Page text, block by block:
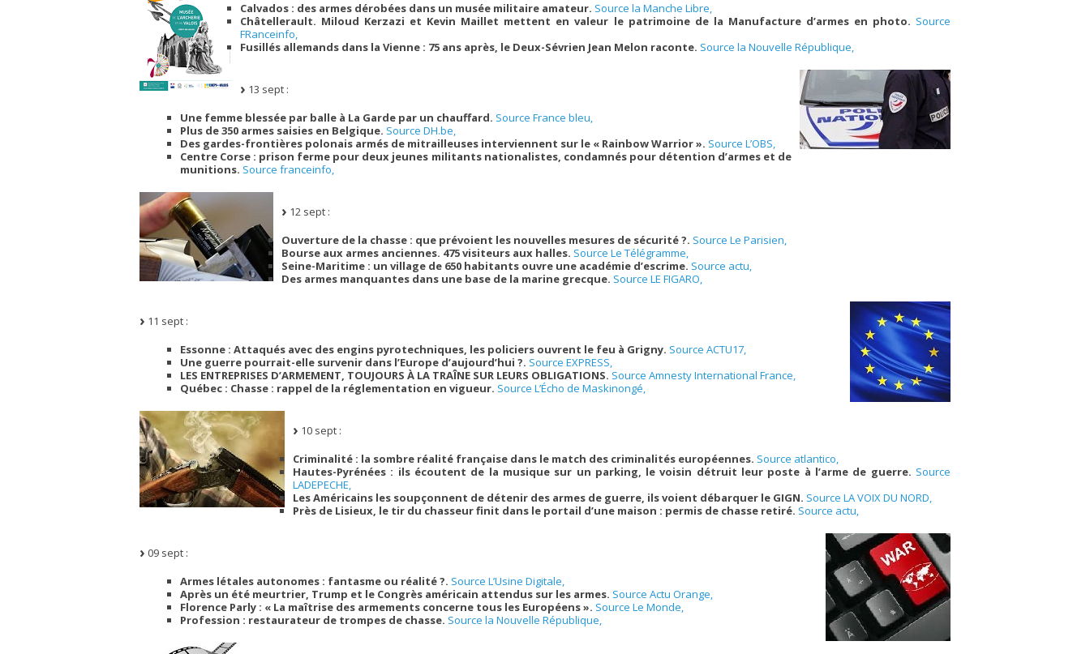
Calvados : des armes dérobées dans un musée militaire amateur. Source la Manche Libre,
Châtellerault. Miloud Kerzazi et Kevin Maillet mettent en valeur le patrimoine de la Manufacture d’armes en photo. Source
FRanceinfo,
Fusillés allemands dans la Vienne : 75 ans après, le Deux-Sévrien Jean Melon raconte. Source la Nouvelle République,
13 sept :
Une femme blessée par balle à La Garde par un chauffard. Source France bleu,
Plus de 350 armes saisies en Belgique. Source DH.be,
Des gardes-frontières polonais armés de mitrailleuses interviennent sur le « Rainbow Warrior ». Source L’OBS,
Centre Corse : prison ferme pour deux jeunes militants nationalistes, condamnés pour détention d’armes et de
munitions. Source franceinfo,
12 sept :
Ouverture de la chasse : que prévoient les nouvelles mesures de sécurité ?. Source Le Parisien,
Bourse aux armes anciennes. 475 visiteurs aux halles. Source Le Télégramme,
Seine-Maritime : un village de 650 habitants ouvre une académie d’escrime. Source actu,
Des armes manquantes dans une base de la marine grecque. Source LE FIGARO,
11 sept :
Essonne : Attaqués avec des engins pyrotechniques, les policiers ouvrent le feu à Grigny. Source ACTU17,
Une guerre pourrait-elle survenir dans l’Europe d’aujourd’hui ?. Source EXPRESS,
LES ENTREPRISES D’ARMEMENT, TOUJOURS À LA TRAÎNE SUR LEURS OBLIGATIONS. Source Amnesty International France,
Québec : Chasse : rappel de la réglementation en vigueur. Source L’Écho de Maskinongé,
10 sept :
Criminalité : la sombre réalité française dans le match des criminalités européennes. Source atlantico,
Hautes-Pyrénées : ils écoutent de la musique sur un parking, le voisin détruit leur poste à l’arme de guerre. Source
LADEPECHE,
Les Américains les soupçonnent de détenir des armes de guerre, ils voient débarquer le GIGN. Source LA VOIX DU NORD,
Près de Lisieux, le tir du chasseur finit dans le portail d’une maison : permis de chasse retiré. Source actu,
09 sept :
Armes létales autonomes : fantasme ou réalité ?. Source L’Usine Digitale,
Après un été meurtrier, Trump et le Congrès américain attendus sur les armes. Source Actu Orange,
Florence Parly : « La maîtrise des armements concerne tous les Européens ». Source Le Monde,
Profession : restaurateur de trompes de chasse. Source la Nouvelle République,